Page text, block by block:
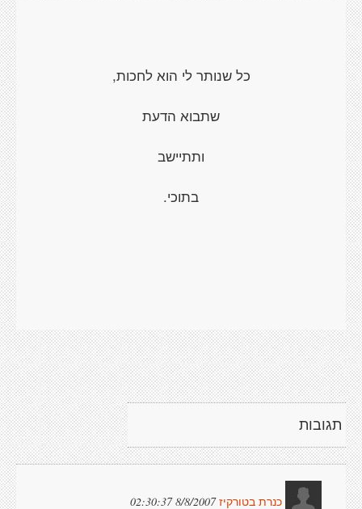
כל שנותר לי הוא לחכות,
שתבוא הדעת
ותתיישב
בתוכי.
תגובות
כנרת בטורקיז 8/8/2007 02:30:37